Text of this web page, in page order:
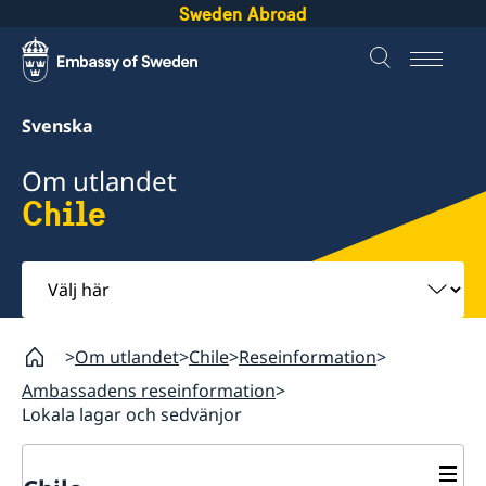
Sweden Abroad
Svenska
Om utlandet
Chile
Välj
här
Om utlandet Chile Reseinformation
Ambassadens reseinformation
Lokala lagar och sedvänjor